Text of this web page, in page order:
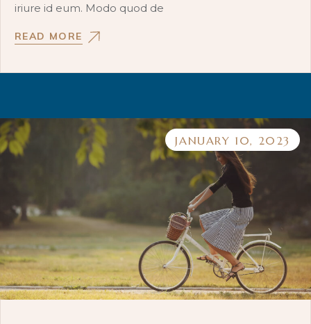
iriure id eum. Modo quod de
READ MORE
JANUARY 10, 2023